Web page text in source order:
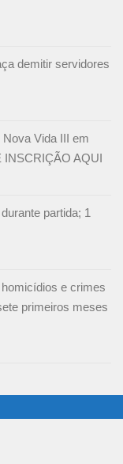
demitir servidores
Vida III em
INSCRIÇÃO AQUI
partida; 1
e crimes
primeiros meses